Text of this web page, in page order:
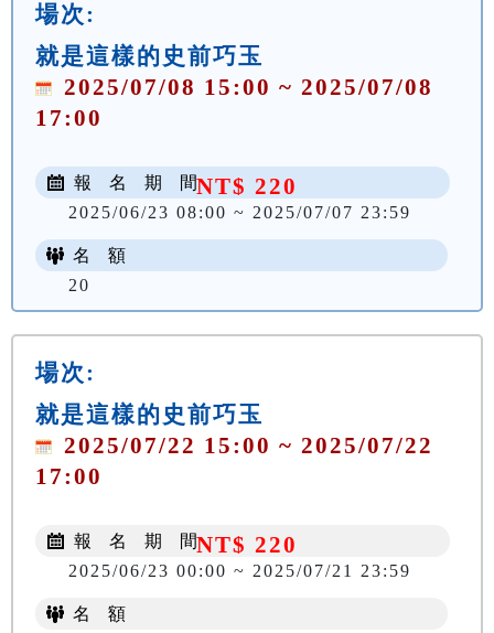
場次:
就是這樣的史前巧玉
2025/07/08 15:00 ~ 2025/07/08
17:00
NT$ 220
報 名 期 間
2025/06/23 08:00 ~ 2025/07/07 23:59
名 額
20
場次:
就是這樣的史前巧玉
2025/07/22 15:00 ~ 2025/07/22
17:00
NT$ 220
報 名 期 間
2025/06/23 00:00 ~ 2025/07/21 23:59
名 額